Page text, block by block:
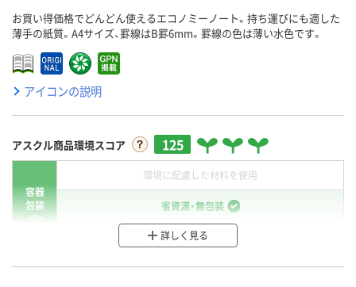
お買い得価格でどんどん使えるエコノミーノート。持ち運びにも適した
薄手の紙質。A4サイズ、罫線はB罫6mm。罫線の色は薄い水色です。
アイコンの説明
アスクル商品環境スコア 125
容器
包装
環境に配慮した材料を使用
省資源・無包装
分別・リサイクルしやすい設計
詳しく見る